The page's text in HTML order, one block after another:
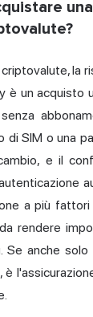
la
è un acquisto
di SIM o una
e il
a più fattori
rendere
Se anche
è